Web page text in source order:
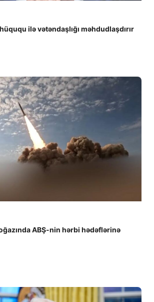
ilə vətəndaşlığı məhdudlaşdırır
ABŞ-nin hərbi hədəflərinə